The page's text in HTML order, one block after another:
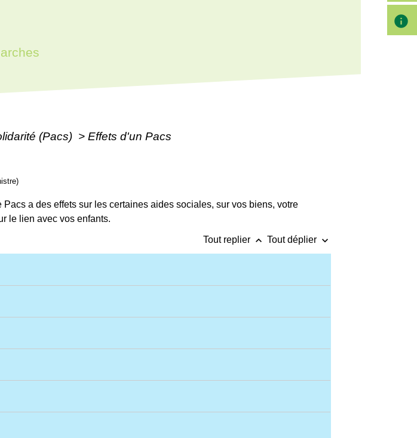
(Pacs) > Effets d'un Pacs
a des effets sur les certaines aides sociales, sur vos biens, votre
le lien avec vos enfants.
Tout replier keyboard_arrow_up Tout déplier keyboard_arrow_down
info